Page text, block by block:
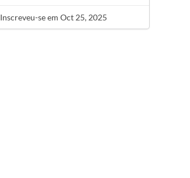
Inscreveu-se em Oct 25, 2025